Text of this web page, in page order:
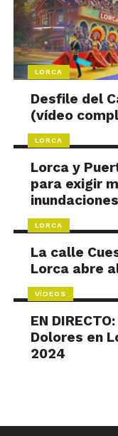
LORCA
Desfile del
(vídeo
LORCA
Lorca y
para exigir
inundaciones
LORCA
La calle
Lorca abre
VÍDEOS
EN
Dolores en
2024